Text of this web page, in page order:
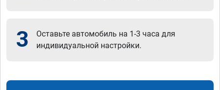
3
Оставьте автомобиль на 1-3 часа для
индивидуальной настройки.